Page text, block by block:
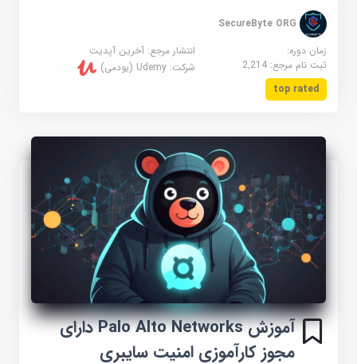
SecureByte ORG
زمان دوره:
انتشار مرجع:آخرین آپدیت
ثبت نام مرجع:2,214 شرکت:Udemy (یودمی)
top rated
آموزش Palo Alto Networks دارای
مجوز کارآموزی امنیت سایبری